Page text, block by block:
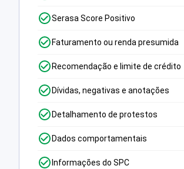
Serasa Score Positivo
Faturamento ou renda presumida
Recomendação e limite de crédito
Dívidas, negativas e anotações
Detalhamento de protestos
Dados comportamentais
Informações do SPC